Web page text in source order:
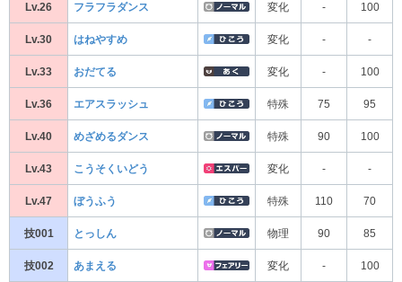
Lv.26 フラフラダンス 変化 - 100
Lv.30 はねやすめ 変化 - -
Lv.33 おだてる 変化 - 100
Lv.36 エアスラッシュ 特殊 75 95
Lv.40 めざめるダンス 特殊 90 100
Lv.43 こうそくいどう 変化 - -
Lv.47 ぼうふう 特殊 110 70
技001 とっしん 物理 90 85
技002 あまえる 変化 - 100